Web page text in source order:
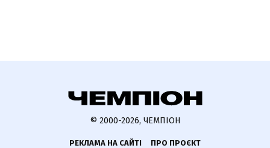
© 2000-2026, ЧЕМПІОН
РЕКЛАМА НА САЙТІ
ПРО ПРОЄКТ